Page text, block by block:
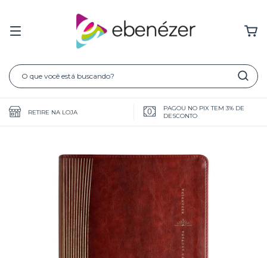
RETIRE NA LOJA
PAGOU NO PIX TEM 3% DE
DESCONTO